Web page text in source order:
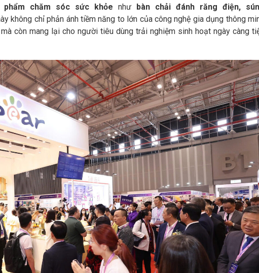
phẩm chăm sóc sức khỏe như bàn chải đánh răng điện,
không chỉ phản ánh tiềm năng to lớn của công nghệ gia dụng thông
còn mang lại cho người tiêu dùng trải nghiệm sinh hoạt ngày càng